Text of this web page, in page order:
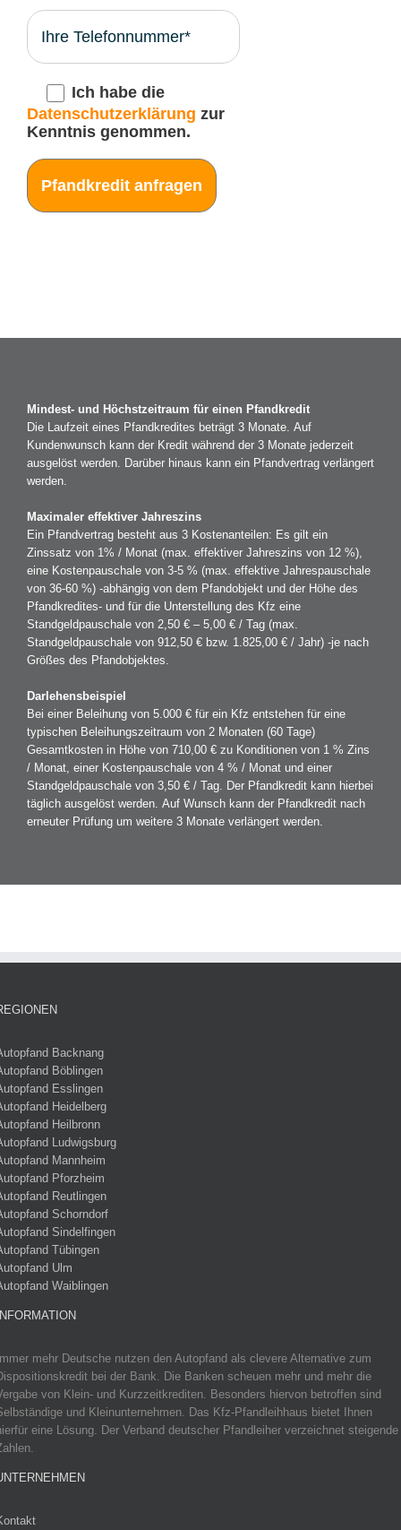
Ich habe die
Datenschutzerklärung zur
Kenntnis genommen.
Mindest- und Höchstzeitraum für einen Pfandkredit
Die Laufzeit eines Pfandkredites beträgt 3 Monate. Auf
Kundenwunsch kann der Kredit während der 3 Monate jederzeit
ausgelöst werden. Darüber hinaus kann ein Pfandvertrag verlängert
werden.
Maximaler effektiver Jahreszins
Ein Pfandvertrag besteht aus 3 Kostenanteilen: Es gilt ein
Zinssatz von 1% / Monat (max. effektiver Jahreszins von 12 %),
eine Kostenpauschale von 3-5 % (max. effektive Jahrespauschale
von 36-60 %) -abhängig von dem Pfandobjekt und der Höhe des
Pfandkredites- und für die Unterstellung des Kfz eine
Standgeldpauschale von 2,50 € – 5,00 € / Tag (max.
Standgeldpauschale von 912,50 € bzw. 1.825,00 € / Jahr) -je nach
Größes des Pfandobjektes.
Darlehensbeispiel
Bei einer Beleihung von 5.000 € für ein Kfz entstehen für eine
typischen Beleihungszeitraum von 2 Monaten (60 Tage)
Gesamtkosten in Höhe von 710,00 € zu Konditionen von 1 % Zins
/ Monat, einer Kostenpauschale von 4 % / Monat und einer
Standgeldpauschale von 3,50 € / Tag. Der Pfandkredit kann hierbei
täglich ausgelöst werden. Auf Wunsch kann der Pfandkredit nach
erneuter Prüfung um weitere 3 Monate verlängert werden.
Backnang
Böblingen
Esslingen
Heidelberg
Heilbronn
Ludwigsburg
Mannheim
Pforzheim
Reutlingen
Schorndorf
Sindelfingen
Tübingen
Ulm
Waiblingen
mehr Deutsche nutzen den Autopfand als clevere Alternative zum
bei der Bank. Die Banken scheuen mehr und mehr die
von Klein- und Kurzzeitkrediten. Besonders hiervon betroffen sind
und Kleinunternehmen. Das Kfz-Pfandleihhaus bietet Ihnen
eine Lösung. Der Verband deutscher Pfandleiher verzeichnet steigende